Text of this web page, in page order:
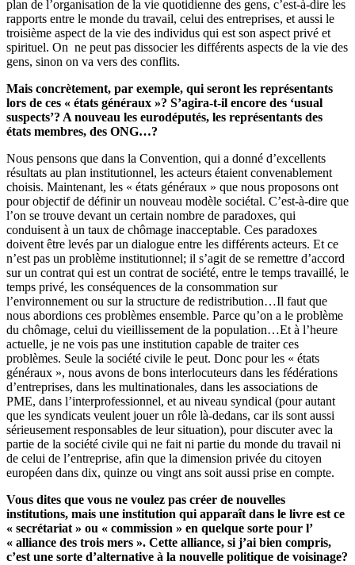
plan de l’organisation de la vie quotidienne des gens, c’est-à-dire les
rapports entre le monde du travail, celui des entreprises, et aussi le
troisième aspect de la vie des individus qui est son aspect privé et
spirituel. On ne peut pas dissocier les différents aspects de la vie des
gens, sinon on va vers des conflits.
Mais concrètement, par exemple, qui seront les représentants
lors de ces « états généraux »? S’agira-t-il encore des ‘usual
suspects’? A nouveau les eurodéputés, les représentants des
états membres, des ONG…?
Nous pensons que dans la Convention, qui a donné d’excellents
résultats au plan institutionnel, les acteurs étaient convenablement
choisis. Maintenant, les « états généraux » que nous proposons ont
pour objectif de définir un nouveau modèle sociétal. C’est-à-dire que
l’on se trouve devant un certain nombre de paradoxes, qui
conduisent à un taux de chômage inacceptable. Ces paradoxes
doivent être levés par un dialogue entre les différents acteurs. Et ce
n’est pas un problème institutionnel; il s’agit de se remettre d’accord
sur un contrat qui est un contrat de société, entre le temps travaillé, le
temps privé, les conséquences de la consommation sur
l’environnement ou sur la structure de redistribution…Il faut que
nous abordions ces problèmes ensemble. Parce qu’on a le problème
du chômage, celui du vieillissement de la population…Et à l’heure
actuelle, je ne vois pas une institution capable de traiter ces
problèmes. Seule la société civile le peut. Donc pour les « états
généraux », nous avons de bons interlocuteurs dans les fédérations
d’entreprises, dans les multinationales, dans les associations de
PME, dans l’interprofessionnel, et au niveau syndical (pour autant
que les syndicats veulent jouer un rôle là-dedans, car ils sont aussi
sérieusement responsables de leur situation), pour discuter avec la
partie de la société civile qui ne fait ni partie du monde du travail ni
de celui de l’entreprise, afin que la dimension privée du citoyen
européen dans dix, quinze ou vingt ans soit aussi prise en compte.
Vous dites que vous ne voulez pas créer de nouvelles
institutions, mais une institution qui apparaît dans le livre est ce
« secrétariat » ou « commission » en quelque sorte pour l’
« alliance des trois mers ». Cette alliance, si j’ai bien compris,
c’est une sorte d’alternative à la nouvelle politique de voisinage?